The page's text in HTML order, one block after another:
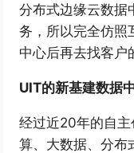
分布式边缘云数据
务，所以完全仿照
中心后再去找客户
UIT的新基建数据
经过近20年的自
算、大数据、分布